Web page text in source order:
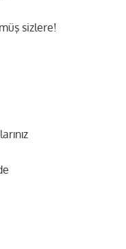
sizlere!